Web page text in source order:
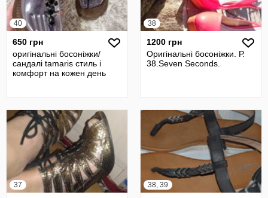
40
650 грн
оригінальні босоніжки/
сандалі tamaris стиль і
комфорт на кожен день
38
1200 грн
Оригінальні босоніжки. Р.
38.Seven Seconds.
37 38, 39